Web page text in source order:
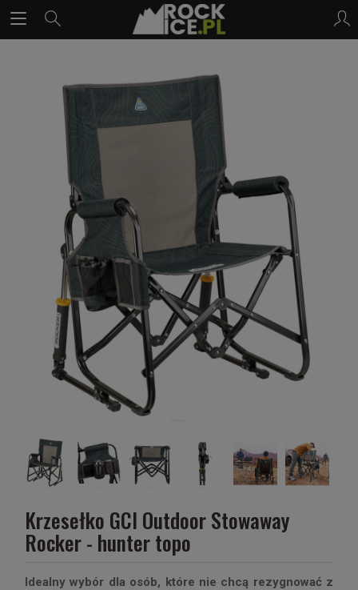
Krzesełko GCI Outdoor Stowaway
Rocker - hunter topo
Idealny wybór dla osób, które nie chcą rezygnować z